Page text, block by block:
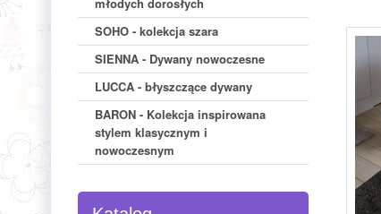
SOHO - kolekcja szara
SIENNA - Dywany nowoczesne
LUCCA - błyszczące dywany
BARON - Kolekcja inspirowana
stylem klasycznym i
nowoczesnym